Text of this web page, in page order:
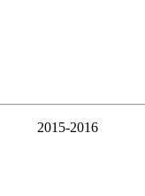
2015-2016